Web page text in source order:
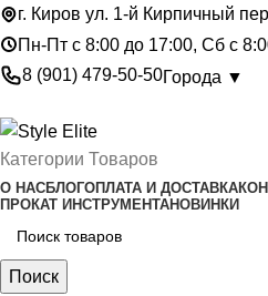
г. Киров ул. 1-й Кирпичный
Пн-Пт с 8:00 до 17:00, Сб с
8 (901) 479-50-50Города ▼
Категории Товаров
О НАСБЛОГОПЛАТА И ДОСТАВКА
ПРОКАТ ИНСТРУМЕНТАНОВИНКИ
Поиск